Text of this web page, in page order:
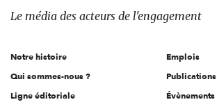
des
l'engagement
Le média des acteurs de l'engagement
Notre histoire
Qui sommes-nous ?
Ligne éditoriale
Emplois
Publications
Évènements